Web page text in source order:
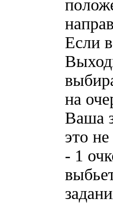
Если
на
Ваша
это
- 1